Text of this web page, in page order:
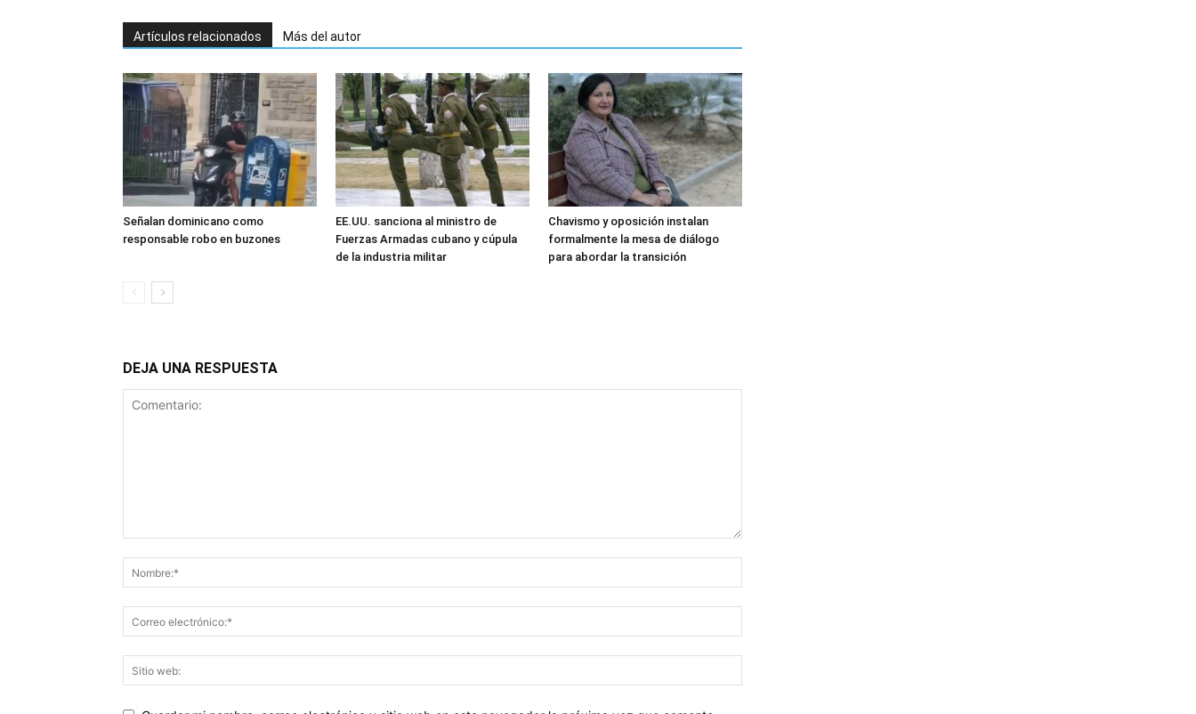
Artículos relacionados Más del autor
Señalan dominicano como
responsable robo en buzones
EE.UU. sanciona al ministro de
Fuerzas Armadas cubano y cúpula
de la industria militar
Chavismo y oposición instalan
formalmente la mesa de diálogo
para abordar la transición
DEJA UNA RESPUESTA